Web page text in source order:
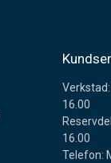
16.00
16.00
Telefon: